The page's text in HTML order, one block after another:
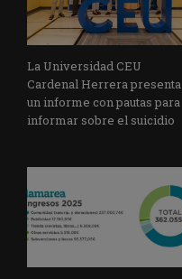
La Universidad CEU
Cardenal Herrera presenta
un informe con pautas para
informar sobre el suicidio